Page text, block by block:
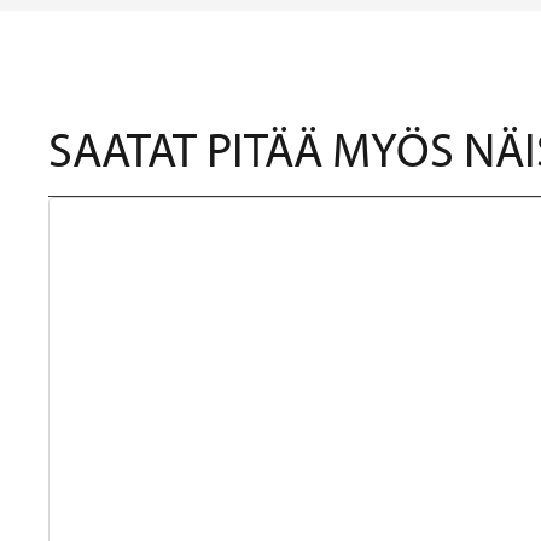
SAATAT PITÄÄ MYÖS